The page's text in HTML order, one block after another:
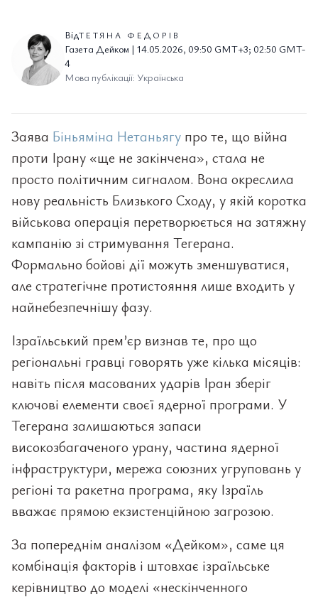
ВідТЕТЯНА ФЕДОРІВ
Газета Дейком | 14.05.2026, 09:50 GMT+3; 02:50 GMT-
4
Мова публікації: Українська
Заява Біньяміна Нетаньягу про те, що війна
проти Ірану «ще не закінчена», стала не
просто політичним сигналом. Вона окреслила
нову реальність Близького Сходу, у якій коротка
військова операція перетворюється на затяжну
кампанію зі стримування Тегерана.
Формально бойові дії можуть зменшуватися,
але стратегічне протистояння лише входить у
найнебезпечнішу фазу.
Ізраїльський прем’єр визнав те, про що
регіональні гравці говорять уже кілька місяців:
навіть після масованих ударів Іран зберіг
ключові елементи своєї ядерної програми. У
Тегерана залишаються запаси
високозбагаченого урану, частина ядерної
інфраструктури, мережа союзних угруповань у
регіоні та ракетна програма, яку Ізраїль
вважає прямою екзистенційною загрозою.
За попереднім аналізом «Дейком», саме ця
комбінація факторів і штовхає ізраїльське
керівництво до моделі «нескінченного